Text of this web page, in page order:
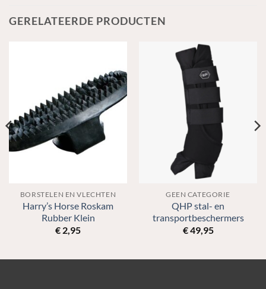
GERELATEERDE PRODUCTEN
BORSTELEN EN VLECHTEN
Harry’s Horse Roskam
Rubber Klein
€ 2,95
GEEN CATEGORIE
QHP stal- en
transportbeschermers
€49,95